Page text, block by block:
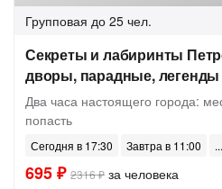
Групповая до 25 чел.
Секреты и лабиринты
дворы, парадные, легенды
Два часа настоящего города:
попасть
Сегодня в 17:30 Завтра в 11:00
695 ₽ 2316 ₽ за человека